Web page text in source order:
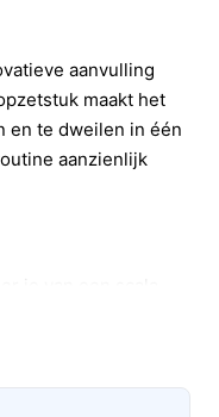
aanvulling
maakt het
en te dweilen in één
aanzienlijk
tegelijk